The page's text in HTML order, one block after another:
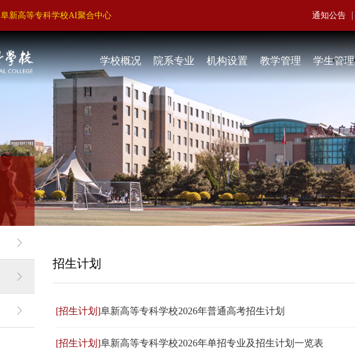
阜新高等专科学校AI聚合中心 通知公告 |
学校概况 院系专业 机构设置 教学管理 学生管理
招生计划
[招生计划]阜新高等专科学校2026年普通高考招生计划
[招生计划]阜新高等专科学校2026年单招专业及招生计划一览表